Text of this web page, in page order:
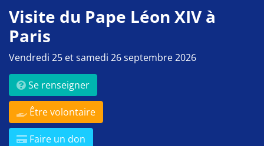
Visite du Pape Léon XIV à
Paris
Vendredi 25 et samedi 26 septembre 2026
Se renseigner
Être volontaire
Faire un don